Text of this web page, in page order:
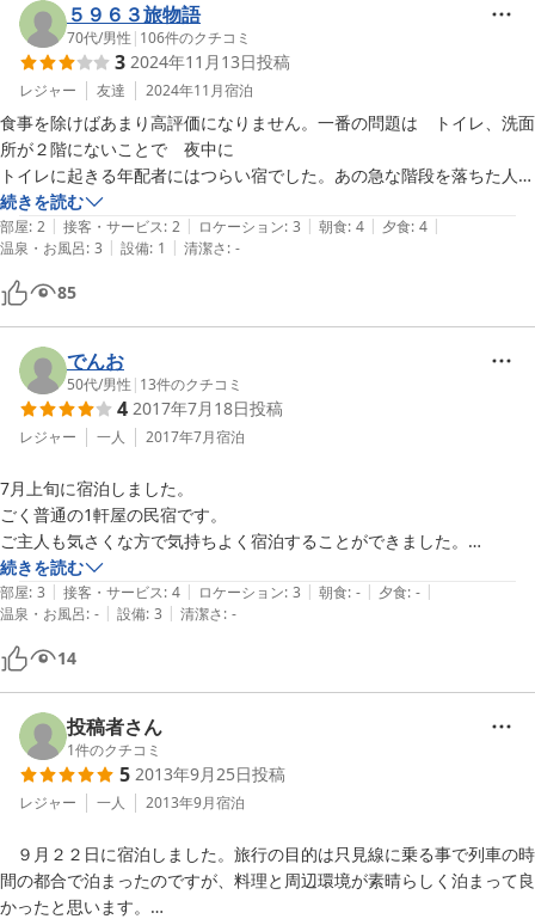
５９６３旅物語
70代/男性 | 106件のクチコミ
3 2024年11月13日投稿
レジャー 友達 2024年11月宿泊
食事を除けばあまり高評価になりません。一番の問題は　トイレ、洗面
所が２階にないことで　夜中に
トイレに起きる年配者にはつらい宿でした。あの急な階段を落ちた人は
いないのだろうかと思ったくらいです。
続きを読む
部屋: 2 | 接客・サービス: 2 | ロケーション: 3 | 朝食: 4 | 夕食: 4 |
温泉・お風呂: 3 | 設備: 1 | 清潔さ: -
85
でんお
50代/男性 | 13件のクチコミ
4 2017年7月18日投稿
レジャー 一人 2017年7月宿泊
7月上旬に宿泊しました。
ごく普通の1軒屋の民宿です。
ご主人も気さくな方で気持ちよく宿泊することができました。
また、泊まりたいと思います。
設備面等、見たままを箇条書きします。
・トイレは男女共通でした。
・Wi-Fi電波は1階から来るようで中より弱めでしたが
サクサク使えました。
・カーテンがなく、障子風なサッシなので遮光できませんでした。
・玄関にあるソファーで喫煙できました。
・風呂は貸し切りなので順番制でした。
私は湯倉の温泉浴場で入ってきましたで風呂は未使用。（車約10分く
らい）
続きを読む
部屋: 3 | 接客・サービス: 4 | ロケーション: 3 | 朝食: - | 夕食: - |
温泉・お風呂: - | 設備: 3 | 清潔さ: -
14
投稿者さん
1件のクチコミ
5 2013年9月25日投稿
レジャー 一人 2013年9月宿泊
９月２２日に宿泊しました。旅行の目的は只見線に乗る事で列車の時
間の都合で泊まったのですが、料理と周辺環境が素晴らしく泊まって良
かったと思います。